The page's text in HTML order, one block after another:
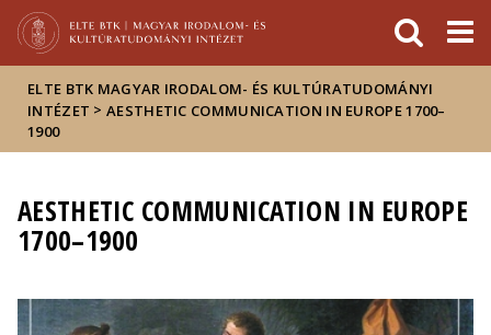
Hírek
Események
ELTE a
sajtóban
ELTE BTK MAGYAR IRODALOM- ÉS KULTÚRATUDOMÁNYI
INTÉZET > AESTHETIC COMMUNICATION IN EUROPE 1700–
1900
AESTHETIC COMMUNICATION IN EUROPE
1700–1900